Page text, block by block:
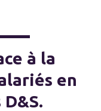
à la
en